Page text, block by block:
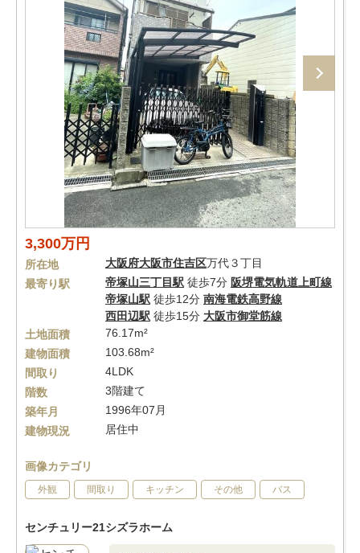
3,300万円
所在地 大阪府大阪市住吉区万代３丁目
最寄り駅
帝塚山三丁目駅 徒歩7分 阪堺電気軌道上町線
帝塚山駅 徒歩12分 南海電鉄高野線
西田辺駅 徒歩15分 大阪市御堂筋線
土地面積
76.17m²
建物面積
103.68m²
間取り
4LDK
階数
3階建て
築年月
1996年07月
建物現況
居住中
画像カテゴリ
外観 間取り キッチン その他 バス
センチュリー21シズラホーム